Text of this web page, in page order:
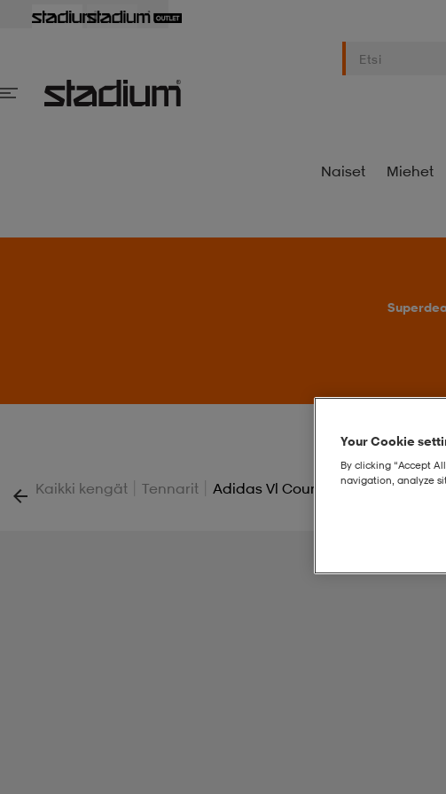
Naiset Miehet
Kaikki kengät | Tennarit | Adidas Vl Court Bold Skor
Your Cookie
By clicking “Accept
navigation, analyze